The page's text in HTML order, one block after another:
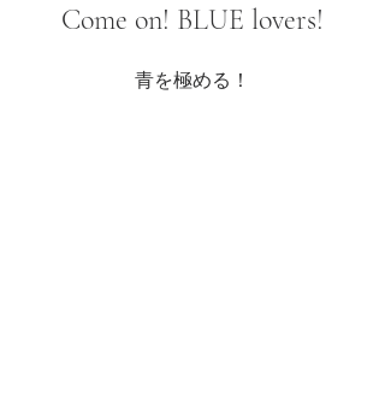
Come on! BLUE lovers!
青を極める！